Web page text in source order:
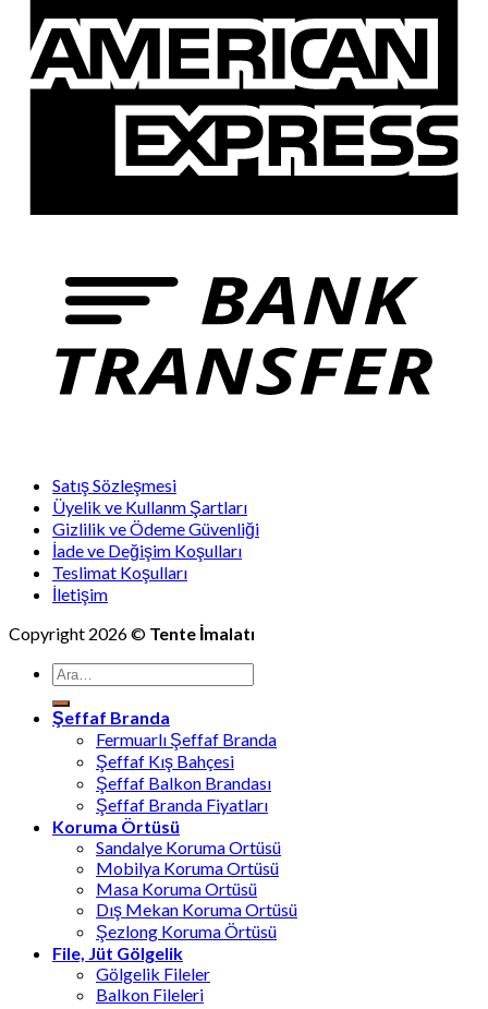
Satış Sözleşmesi
Üyelik ve Kullanm Şartları
Gizlilik ve Ödeme Güvenliği
İade ve Değişim Koşulları
Teslimat Koşulları
İletişim
Copyright 2026 © Tente İmalatı
Ara:
Şeffaf Branda
Fermuarlı Şeffaf Branda
Şeffaf Kış Bahçesi
Şeffaf Balkon Brandası
Şeffaf Branda Fiyatları
Koruma Örtüsü
Sandalye Koruma Ortüsü
Mobilya Koruma Ortüsü
Masa Koruma Ortüsü
Dış Mekan Koruma Ortüsü
Şezlong Koruma Örtüsü
File, Jüt Gölgelik
Gölgelik Fileler
Balkon Fileleri